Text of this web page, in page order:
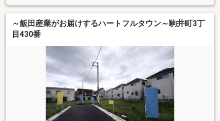
～飯田産業がお届けするハートフルタウン～駒井町3丁
目430番